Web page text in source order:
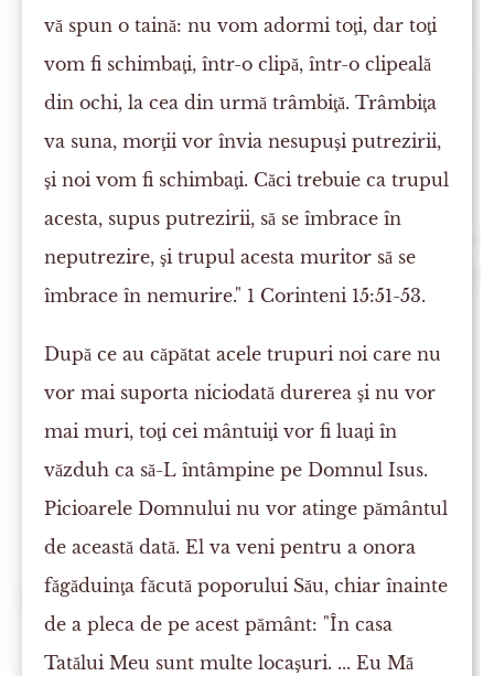
vă spun o taină: nu vom adormi toţi, dar toţi
vom fi schimbaţi, într-o clipă, într-o clipeală
din ochi, la cea din urmă trâmbiţă. Trâmbiţa
va suna, morţii vor învia nesupuşi putrezirii,
şi noi vom fi schimbaţi. Căci trebuie ca trupul
acesta, supus putrezirii, să se îmbrace în
neputrezire, şi trupul acesta muritor să se
îmbrace în nemurire." 1 Corinteni 15:51-53.
După ce au căpătat acele trupuri noi care nu
vor mai suporta niciodată durerea şi nu vor
mai muri, toţi cei mântuiţi vor fi luaţi în
văzduh ca să-L întâmpine pe Domnul Isus.
Picioarele Domnului nu vor atinge pământul
de această dată. El va veni pentru a onora
făgăduinţa făcută poporului Său, chiar înainte
de a pleca de pe acest pământ: "În casa
Tatălui Meu sunt multe locaşuri. ... Eu Mă